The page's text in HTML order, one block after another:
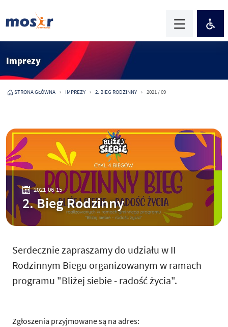
Imprezy
STRONA GŁÓWNA IMPREZY 2. BIEG RODZINNY 2021 / 09
2021-06-15
2. Bieg Rodzinny
Serdecznie zapraszamy do udziału w II
Rodzinnym Biegu organizowanym w ramach
programu "Bliżej siebie - radość życia".
Zgłoszenia przyjmowane są na adres: